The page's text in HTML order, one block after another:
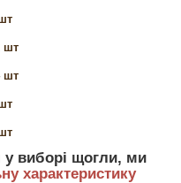
шт
шт
виборі щогли, ми
характеристику